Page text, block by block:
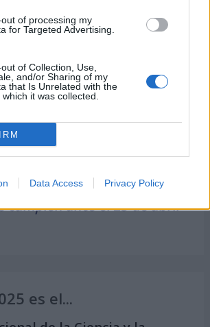
of processing my
for Targeted Advertising.
of Collection, Use,
and/or Sharing of my
that Is Unrelated with the
it was collected.
Data Access Privacy Policy
cumplen años el 23 de abril
es el...